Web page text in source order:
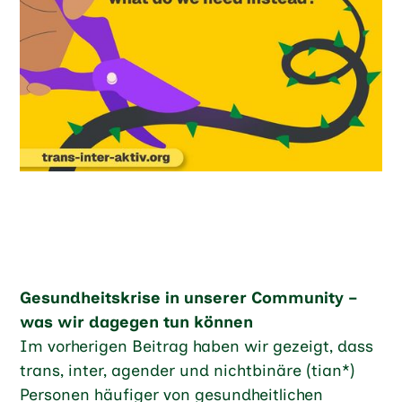
Gesundheitskrise in unserer Community –
was wir dagegen tun können
Im vorherigen Beitrag haben wir gezeigt, dass
trans, inter, agender und nichtbinäre (tian*)
Personen häufiger von gesundheitlichen